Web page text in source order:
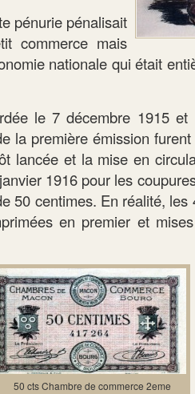
pénurie pénalisait
commerce mais
nationale qui était
le 7 décembre 1915
la première émission
lancée et la mise en
1916 pour les
50 centimes. En réalité,
en premier et
50 cts Chambre de commerce 2eme